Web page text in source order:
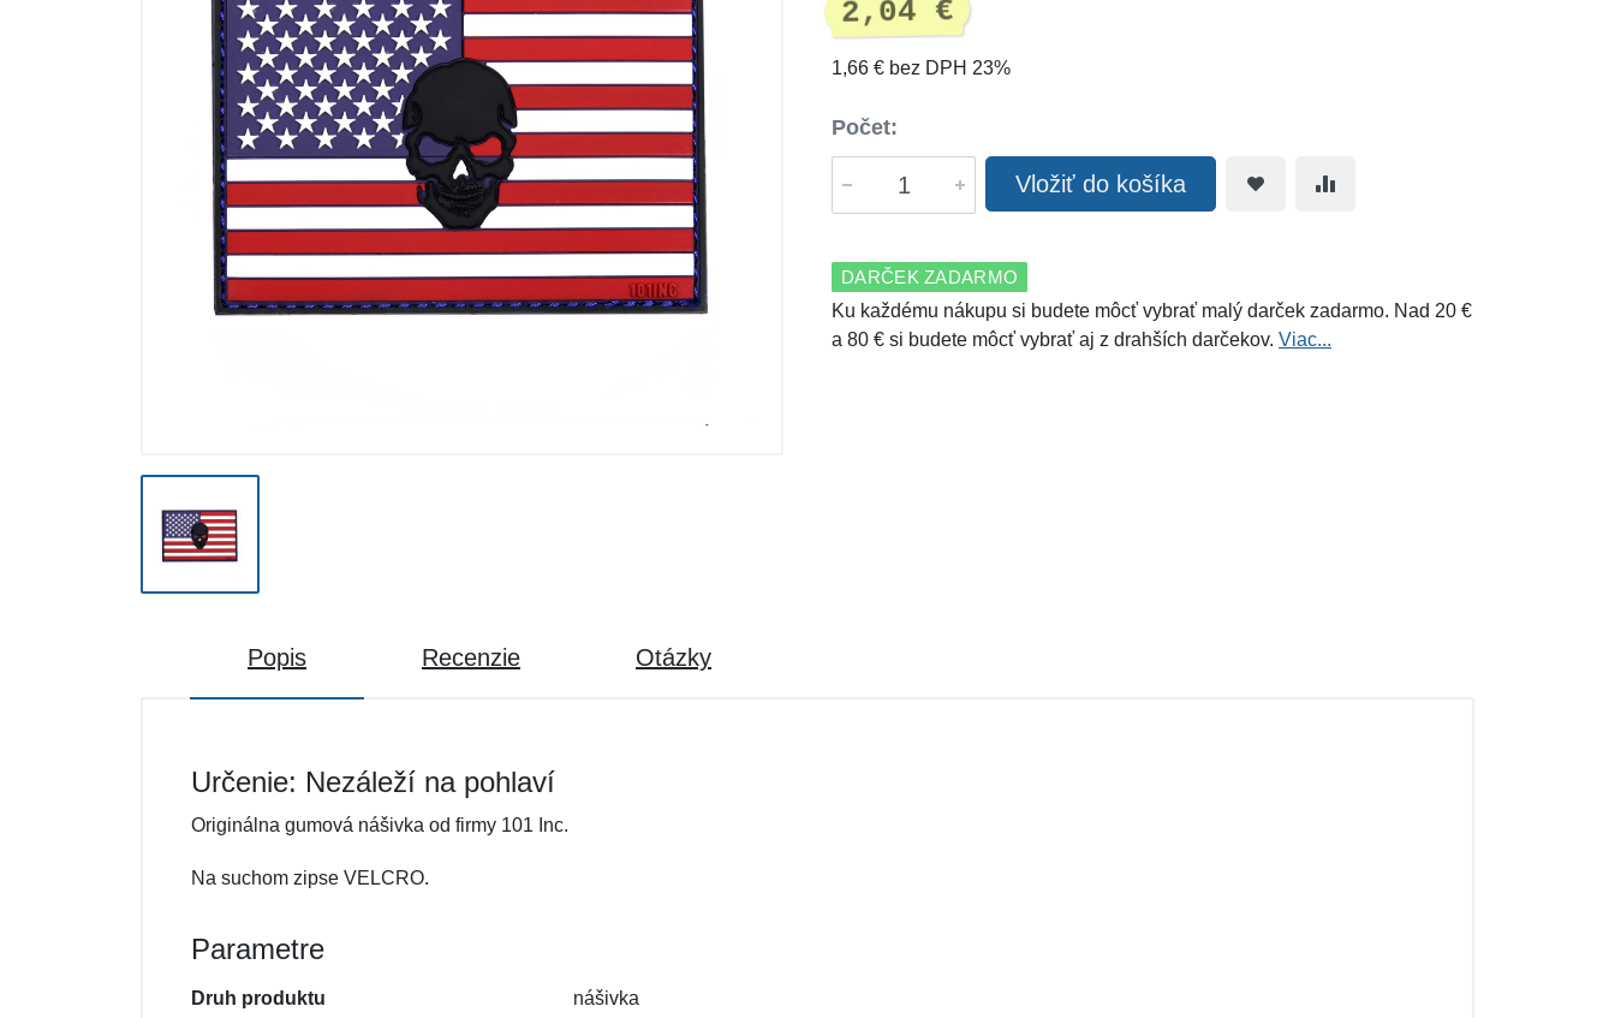
Výpredaj
2,04 €
1,66 € bez DPH 23%
Počet:
Vložiť do košíka
DARČEK ZADARMO
Ku každému nákupu si budete môcť vybrať malý darček zadarmo. Nad 20 €
a 80 € si budete môcť vybrať aj z drahších darčekov. Viac...
Popis Recenzie Otázky
Určenie: Nezáleží na pohlaví
Originálna gumová nášivka od firmy 101 Inc.
Na suchom zipse VELCRO.
Parametre
Druh produktu nášivka